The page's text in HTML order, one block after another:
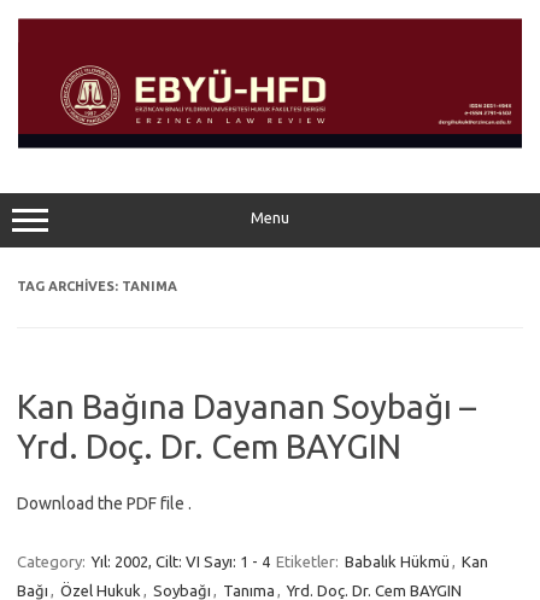
content
Menu
TAG ARCHIVES: TANIMA
Kan Bağına Dayanan Soybağı –
Yrd. Doç. Dr. Cem BAYGIN
Download the PDF file .
Category: Yıl: 2002, Cilt: VI Sayı: 1 - 4 Etiketler: Babalık Hükmü
Kan
Bağı
Özel Hukuk Soybağı Tanıma Yrd. Doç. Dr. Cem BAYGIN